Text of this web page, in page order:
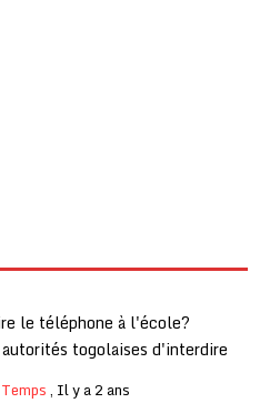
le téléphone à l'école?
togolaises d'interdire
, Il y a 2 ans